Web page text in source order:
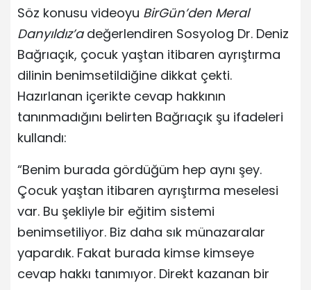
Söz konusu videoyu BirGün’den Meral
Danyıldız’adeğerlendiren Sosyolog Dr. Deniz
Bağrıaçık, çocuk yaştan itibaren ayrıştırma
dilinin benimsetildiğine dikkat çekti.
Hazırlanan içerikte cevap hakkının
tanınmadığını belirten Bağrıaçık şu ifadeleri
kullandı:
“Benim burada gördüğüm hep aynı şey.
Çocuk yaştan itibaren ayrıştırma meselesi
var. Bu şekliyle bir eğitim sistemi
benimsetiliyor. Biz daha sık münazaralar
yapardık. Fakat burada kimse kimseye
cevap hakkı tanımıyor. Direkt kazanan bir